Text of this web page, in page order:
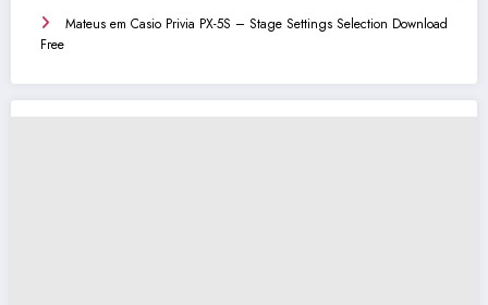
Mateus em Casio Privia PX-5S – Stage Settings Selection Download
Free